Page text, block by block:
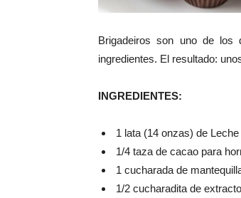
Brigadeiros son uno de los
ingredientes. El resultado:
INGREDIENTES:
1 lata (14 onzas) de
1/4 taza de cacao para
1 cucharada de
1/2 cucharadita de